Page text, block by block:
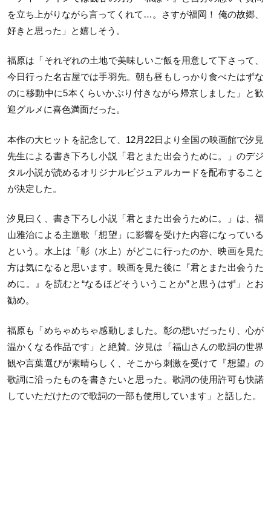
を立ち上がりながら言ってくれて…。さすが福岡！ 俺の故郷、
好きと思った」と嬉しそう。
福原は「それぞれの土地で美味しいご飯を用意して下さって、
今日行った名古屋では手羽先。朝も昼もしっかり食べたはずな
のに移動中に5本くらいかぶり付きながら帰京しました」と歓
迎グルメに喜色満面だった。
本作の大ヒットを記念して、12月22日より全国の映画館で汐見
先生による書き下ろし小説「君とまた出会うために。」のデジ
タル小説が読めるオリジナルビジュアルカードを配布すること
が決定した。
汐見曰く、書き下ろし小説「君とまた出会うために。」は、福
山雅治による主題歌「想望」に影響を受けた内容になっている
という。水上は「彰（水上）がどこに行ったのか、映画を見た
方は気になると思います。映画を見た後に『君とまた出会うた
めに。』を読むと“なるほどそういうことか”と思うはず」とお
勧め。
福原も「めちゃめちゃ感動しました。彰の想いだったり、心が
温かくなる作品です」と絶賛。汐見は「福山さんの歌詞の世界
観や言葉選びが素晴らしく、そこから刺激を受けて『想望』の
歌詞に沿ったものを書きたいと思った。歌詞の使用許可も快諾
していただけたので歌詞の一部も使用しています」と話した。